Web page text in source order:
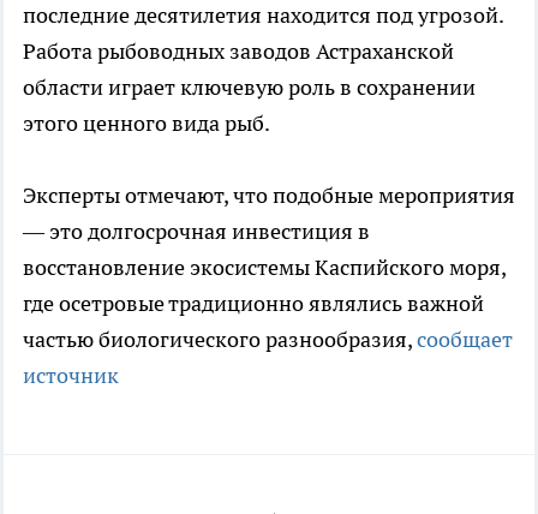
последние десятилетия находится под угрозой.
Работа рыбоводных заводов Астраханской
области играет ключевую роль в сохранении
этого ценного вида рыб.
Эксперты отмечают, что подобные мероприятия
— это долгосрочная инвестиция в
восстановление экосистемы Каспийского моря,
где осетровые традиционно являлись важной
частью биологического разнообразия,сообщает
источник